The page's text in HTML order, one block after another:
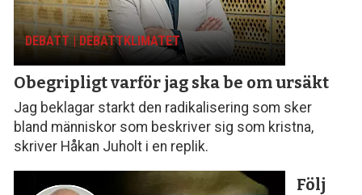
DEBATT | DEBATTKLIMATET
Obegripligt varför jag ska be om ursäkt
Jag beklagar starkt den radikalisering som sker
bland människor som beskriver sig som kristna,
skriver Håkan Juholt i en replik.
Följ